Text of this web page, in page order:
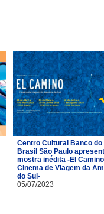
Centro Cultural Banco do
Brasil São Paulo
mostra inédita -El
Cinema de Viagem da
do Sul-
05/07/2023